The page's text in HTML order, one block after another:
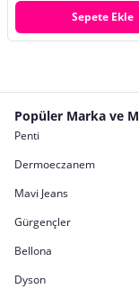
Sepete Ekle
Popüler Marka ve
Penti
Dermoeczanem
Mavi Jeans
Gürgençler
Bellona
Dyson